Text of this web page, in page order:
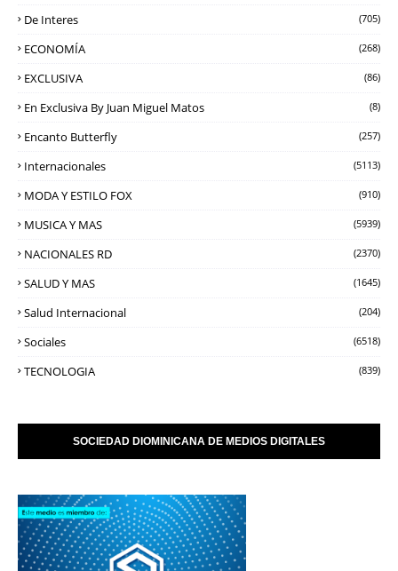
De Interes (705)
ECONOMÍA (268)
EXCLUSIVA (86)
En Exclusiva By Juan Miguel Matos (8)
Encanto Butterfly (257)
Internacionales (5113)
MODA Y ESTILO FOX (910)
MUSICA Y MAS (5939)
NACIONALES RD (2370)
SALUD Y MAS (1645)
Salud Internacional (204)
Sociales (6518)
TECNOLOGIA (839)
SOCIEDAD DIOMINICANA DE MEDIOS DIGITALES